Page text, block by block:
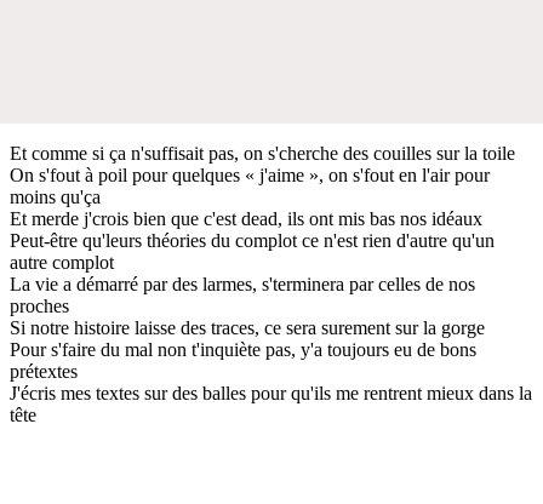
Et comme si ça n'suffisait pas, on s'cherche des couilles sur la toile
On s'fout à poil pour quelques « j'aime », on s'fout en l'air pour
moins qu'ça
Et merde j'crois bien que c'est dead, ils ont mis bas nos idéaux
Peut-être qu'leurs théories du complot ce n'est rien d'autre qu'un
autre complot
La vie a démarré par des larmes, s'terminera par celles de nos
proches
Si notre histoire laisse des traces, ce sera surement sur la gorge
Pour s'faire du mal non t'inquiète pas, y'a toujours eu de bons
prétextes
J'écris mes textes sur des balles pour qu'ils me rentrent mieux dans la
tête